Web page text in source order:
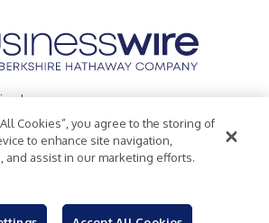
Inc.
Policy
Accessibility Statement
All Cookies”, you agree to the storing of
to enhance site navigation,
and assist in our marketing efforts.